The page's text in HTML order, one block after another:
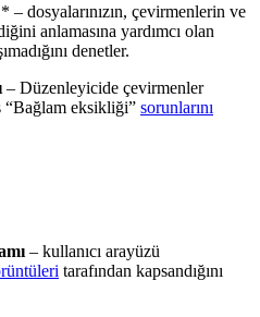
* – dosyalarınızın, çevirmenlerin ve
anlamasına yardımcı olan
denetler.
– Düzenleyicide çevirmenler
“Bağlam eksikliği” sorunlarını
– kullanıcı arayüzü
tarafından kapsandığını